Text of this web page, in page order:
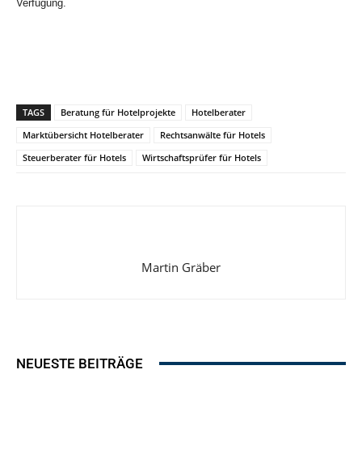
Verfügung.
TAGS Beratung für Hotelprojekte
Hotelberater
Marktübersicht Hotelberater
Rechtsanwälte für Hotels
Steuerberater für Hotels
Wirtschaftsprüfer für Hotels
Martin Gräber
NEUESTE BEITRÄGE